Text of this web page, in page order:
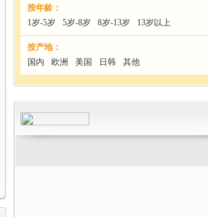
按年龄：
1岁-5岁
5岁-8岁 8岁-13岁 13岁以上
按产地：
国内
欧洲 美国 日韩 其他